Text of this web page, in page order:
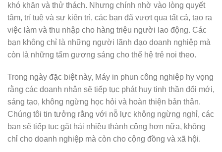
khó khăn và thử thách. Nhưng chính nhờ vào lòng quyết
tâm, trí tuệ và sự kiên trì, các bạn đã vượt qua tất cả, tạo ra
việc làm và thu nhập cho hàng triệu người lao động. Các
bạn không chỉ là những người lãnh đạo doanh nghiệp mà
còn là những tấm gương sáng cho thế hệ trẻ noi theo.
Trong ngày đặc biệt này, Máy in phun công nghiệp hy vọng
rằng các doanh nhân sẽ tiếp tục phát huy tinh thần đổi mới,
sáng tạo, không ngừng học hỏi và hoàn thiện bản thân.
Chúng tôi tin tưởng rằng với nỗ lực không ngừng nghỉ, các
bạn sẽ tiếp tục gặt hái nhiều thành công hơn nữa, không
chỉ cho doanh nghiệp mà còn cho cộng đồng và xã hội.